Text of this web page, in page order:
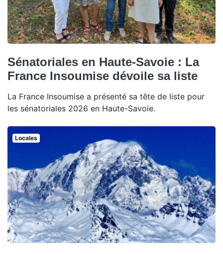
Sénatoriales en Haute-Savoie : La
France Insoumise dévoile sa liste
La France Insoumise a présenté sa tête de liste pour
les sénatoriales 2026 en Haute-Savoie.
Locales